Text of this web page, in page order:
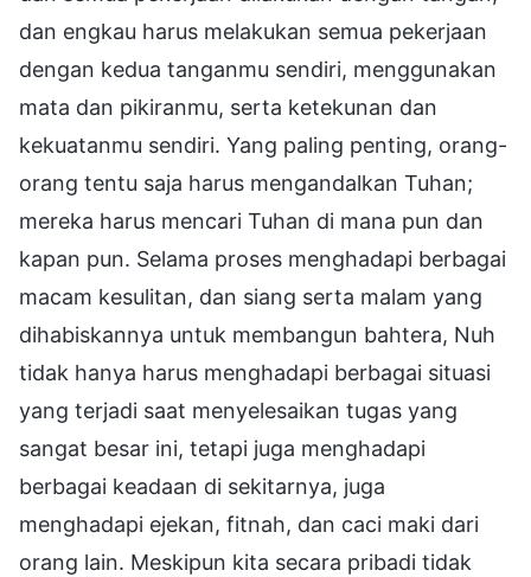
dan engkau harus melakukan semua pekerjaan
dengan kedua tanganmu sendiri, menggunakan
mata dan pikiranmu, serta ketekunan dan
kekuatanmu sendiri. Yang paling penting, orang-
orang tentu saja harus mengandalkan Tuhan;
mereka harus mencari Tuhan di mana pun dan
kapan pun. Selama proses menghadapi berbagai
macam kesulitan, dan siang serta malam yang
dihabiskannya untuk membangun bahtera, Nuh
tidak hanya harus menghadapi berbagai situasi
yang terjadi saat menyelesaikan tugas yang
sangat besar ini, tetapi juga menghadapi
berbagai keadaan di sekitarnya, juga
menghadapi ejekan, fitnah, dan caci maki dari
orang lain. Meskipun kita secara pribadi tidak